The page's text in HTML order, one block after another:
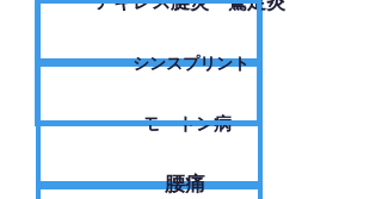
シンスプリント
モートン病
腰痛